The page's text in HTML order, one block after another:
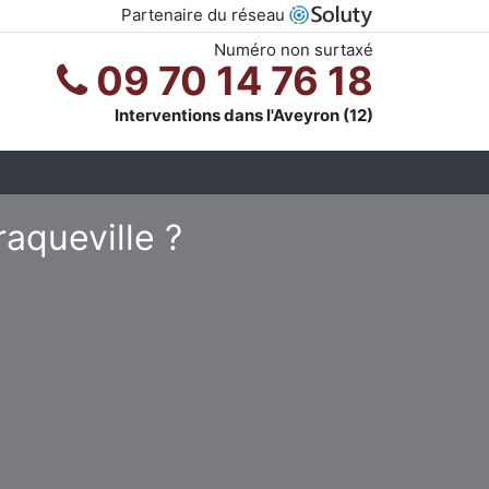
Partenaire du réseau
Numéro non surtaxé
09 70 14 76 18
Interventions dans l'Aveyron (12)
?